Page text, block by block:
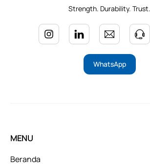
Strength. Durability. Trust.
WhatsApp
MENU
Beranda